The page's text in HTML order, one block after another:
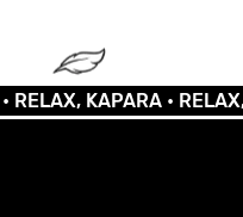
KAPARA •RELAX,